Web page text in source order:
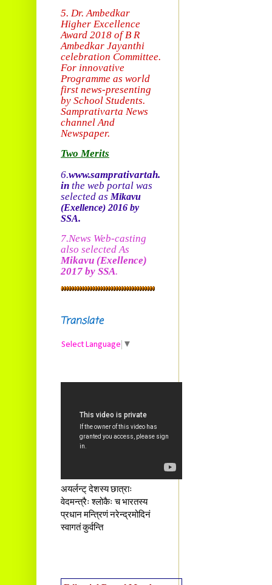
5. Dr. Ambedkar
Higher Excellence
Award 2018 of B R
Ambedkar Jayanthi
celebration Committee.
For innovative
Programme as world
first news-presenting
by School Students.
Samprativarta News
channel And
Newspaper.
Two Merits
6.www.samprativartah.
in the web portal was
selected asMikavu
(Exellence)2016 by
SSA.
7.News Web-casting
also selected As
Mikavu (Exellence)
2017 by SSA.
Translate
Select Language ▼
अयर्लन्ट् देशस्य छात्राः
वेदमन्त्रैः श्लोकैः च भारतस्य
प्रधान मन्त्रिणं नरेन्द्रमोदिनं
स्वागतं कुर्वन्ति